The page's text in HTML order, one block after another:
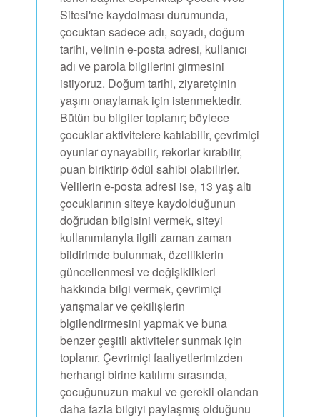
Sitesi'ne kaydolması durumunda,
çocuktan sadece adı, soyadı, doğum
tarihi, velinin e-posta adresi, kullanıcı
adı ve parola bilgilerini girmesini
istiyoruz. Doğum tarihi, ziyaretçinin
yaşını onaylamak için istenmektedir.
Bütün bu bilgiler toplanır; böylece
çocuklar aktivitelere katılabilir, çevrimiçi
oyunlar oynayabilir, rekorlar kırabilir,
puan biriktirip ödül sahibi olabilirler.
Velilerin e-posta adresi ise, 13 yaş altı
çocuklarının siteye kaydolduğunun
doğrudan bilgisini vermek, siteyi
kullanımlarıyla ilgili zaman zaman
bildirimde bulunmak, özelliklerin
güncellenmesi ve değişiklikleri
hakkında bilgi vermek, çevrimiçi
yarışmalar ve çekilişlerin
blgilendirmesini yapmak ve buna
benzer çeşitli aktiviteler sunmak için
toplanır. Çevrimiçi faaliyetlerimizden
herhangi birine katılımı sırasında,
çocuğunuzun makul ve gerekli olandan
daha fazla bilgiyi paylaşmış olduğunu